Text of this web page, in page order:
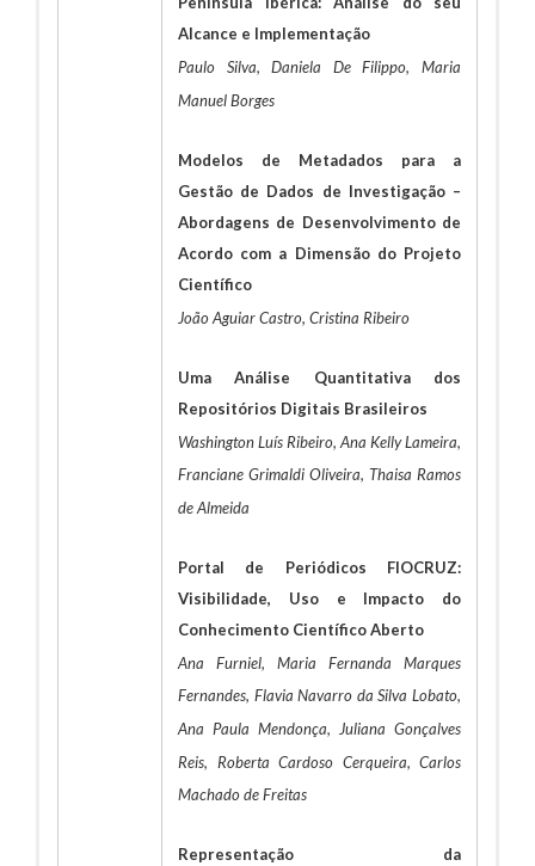
Alcance e Implementação
Paulo Silva, Daniela De Filippo, Maria
Manuel Borges
Modelos de Metadados para a
Gestão de Dados de Investigação –
Abordagens de Desenvolvimento de
Acordo com a Dimensão do Projeto
Científico
João Aguiar Castro, Cristina Ribeiro
Uma Análise Quantitativa dos
Repositórios Digitais Brasileiros
Washington Luís Ribeiro, Ana Kelly Lameira,
Franciane Grimaldi Oliveira, Thaisa Ramos
de Almeida
Portal de Periódicos FIOCRUZ:
Visibilidade, Uso e Impacto do
Conhecimento Científico Aberto
Ana Furniel, Maria Fernanda Marques
Fernandes, Flavia Navarro da Silva Lobato,
Ana Paula Mendonça, Juliana Gonçalves
Reis, Roberta Cardoso Cerqueira, Carlos
Machado de Freitas
Representação da